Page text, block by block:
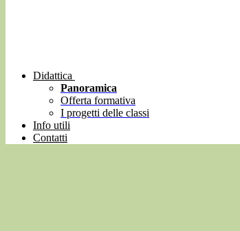
Didattica
Panoramica
Offerta formativa
I progetti delle classi
Info utili
Contatti